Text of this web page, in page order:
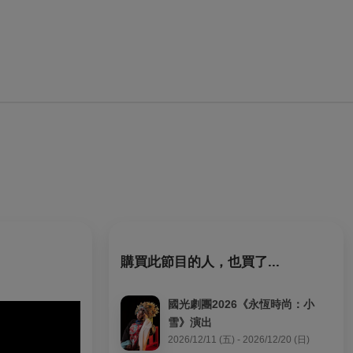
購買此節目的人，也買了...
國光劇團2026《永恆時尚：小
雪》演出
2026/12/11 (五) - 2026/12/20 (日)